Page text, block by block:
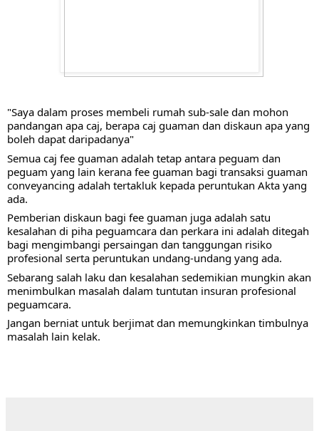
"Saya dalam proses membeli rumah sub-sale dan mohon
pandangan apa caj, berapa caj guaman dan diskaun apa yang
boleh dapat daripadanya"
Semua caj fee guaman adalah tetap antara peguam dan
peguam yang lain kerana fee guaman bagi transaksi guaman
conveyancing adalah tertakluk kepada peruntukan Akta yang
ada.
Pemberian diskaun bagi fee guaman juga adalah satu
kesalahan di piha peguamcara dan perkara ini adalah ditegah
bagi mengimbangi persaingan dan tanggungan risiko
profesional serta peruntukan undang-undang yang ada.
Sebarang salah laku dan kesalahan sedemikian mungkin akan
menimbulkan masalah dalam tuntutan insuran profesional
peguamcara.
Jangan berniat untuk berjimat dan memungkinkan timbulnya
masalah lain kelak.